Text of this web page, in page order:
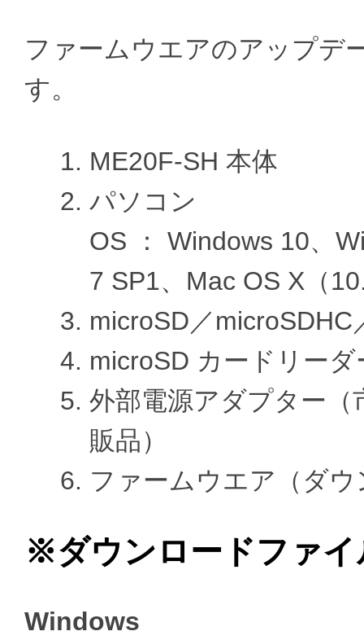
ファームウエアのアップデ
す。
ME20F-SH 本体
パソコン
OS ： Windows 10、
7 SP1、Mac OS X（
microSD／
microSD カードリー
外部電源アダプター
販品）
ファームウエア（ダ
※ダウンロードファイ
Windows